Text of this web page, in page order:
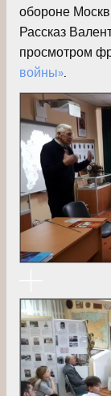
обороне
Рассказ
просмотром
войны»